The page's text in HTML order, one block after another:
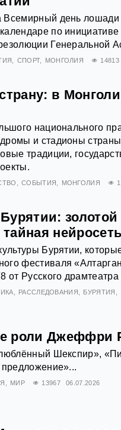
Всемирный день
по инициативе
Генеральной
СПОРТ МОНГОЛИЯ 14813
в
национального
и стадионы
традиции,
СОБЫТИЯ МОНГОЛИЯ
Бурятии,
фестиваля
от Русского
РАССЛЕДОВАНИЯ БУРЯТИЯ
роли Джеффри
Шекспир»,
МИР 13967 06.07.2026